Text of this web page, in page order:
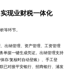
现业财税一体化
等环节。
出纳管理、资产管理、工资管理
单据一键生成凭证。出纳管理支持
存/复核时自动登账）、手工登
已对接平安银行、招商银行、浦发